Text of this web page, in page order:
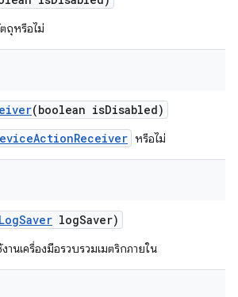
ถุหรือไม่
(boolean isDisabled)
หรือไม่
Saver logSaver)
านเครื่องมือรวบรวมเมตริกภายใน